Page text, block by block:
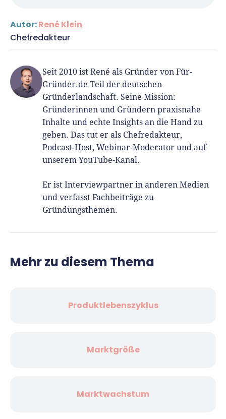
Autor:René Klein
Chefredakteur
Seit 2010 ist René als Gründer von Für-
Gründer.de Teil der deutschen
Gründerlandschaft. Seine Mission:
Gründerinnen und Gründern praxisnahe
Inhalte und echte Insights an die Hand zu
geben. Das tut er als Chefredakteur,
Podcast-Host, Webinar-Moderator und auf
unserem YouTube-Kanal.
Er ist Interviewpartner in anderen Medien
und verfasst Fachbeiträge zu
Gründungsthemen.
Mehr zu diesem Thema
Produktlebenszyklus
Marktgröße
Marktwachstum